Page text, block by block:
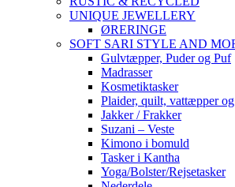
UNIQUE JEWELLERY
ØRERINGE
SOFT SARI STYLE AND
Gulvtæpper, Puder og Puf
Madrasser
Kosmetiktasker
Plaider, quilt, vattæpper
Jakker / Frakker
Suzani – Veste
Kimono i bomuld
Tasker i Kantha
Yoga/Bolster/Rejsetasker